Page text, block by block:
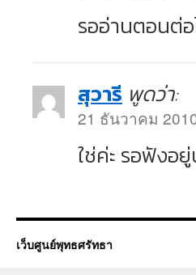
รออ่านตอนต่อ
สุวารี พูดว่า:
21 ธันวาคม
ใช่ค่ะ รอฟังอ
เว็บศูนย์พุทธศรัทธา